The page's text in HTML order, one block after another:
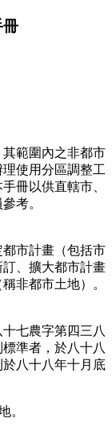
冊
範圍內之非都市
使用分區調整工
冊以供直轄市、
考。
市計畫（包括市
、擴大都市計畫
非都市土地）。
七農字第四三八
準者，於八十八
八十八年十月底
。